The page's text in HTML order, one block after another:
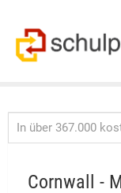
Cornwall -